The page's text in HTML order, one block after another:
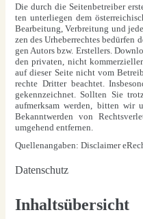
Die durch die Sei­ten­be­trei­ber
ten unter­lie­gen dem
Bear­bei­tung, Ver­brei­tung und
zen des Urhe­ber­rech­tes
gen Autors bzw. Erstel­lers.
den pri­va­ten, nicht
auf die­ser Sei­te nicht vom
rech­te Drit­ter beach­tet.
gekenn­zeich­net. Soll­ten Sie
auf­merk­sam wer­den, bit­ten wir
Bekannt­wer­den von
umge­hend ent­fer­nen.
Quel­len­an­ga­ben: Dis­clai­mer
Daten­schutz
Inhaltsübersicht